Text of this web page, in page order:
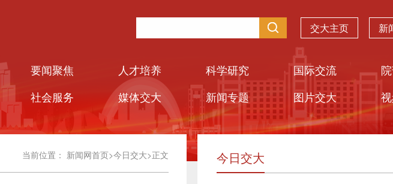
交大主页 新
要闻聚焦 人才培养 科学研究 国际交流
社会服务 媒体交大 新闻专题 图片交大
当前位置： 新闻网首页>今日交大>正文 今日交大